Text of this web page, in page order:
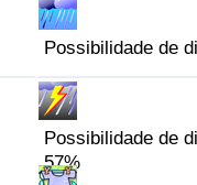
Possibilidade de
Possibilidade de
57%
por País